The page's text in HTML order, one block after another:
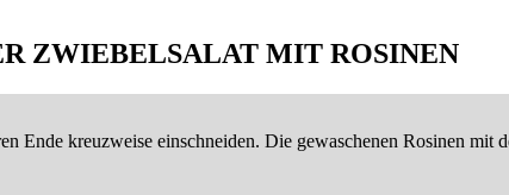
ZWIEBELSALAT MIT ROSINEN
Ende kreuzweise einschneiden. Die gewaschenen Rosinen